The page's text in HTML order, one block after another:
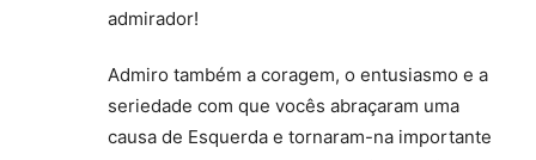
admirador!
Admiro também a coragem, o entusiasmo e a
seriedade com que vocês abraçaram uma
causa de Esquerda e tornaram-na importante